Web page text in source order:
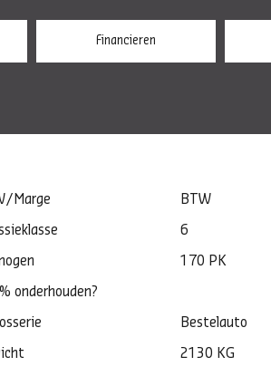
Financieren
Marge BTW
6
170 PK
onderhouden?
Bestelauto
2130 KG